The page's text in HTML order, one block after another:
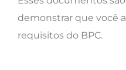
demonstrar que você
requisitos do BPC.